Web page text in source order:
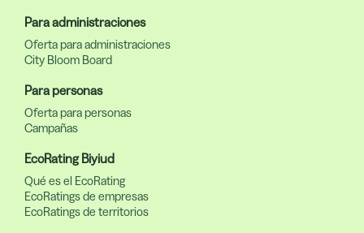
Para administraciones
Oferta para administraciones
City Bloom Board
Para personas
Oferta para personas
Campañas
EcoRating Biyiud
Qué es el EcoRating
EcoRatings de empresas
EcoRatings de territorios